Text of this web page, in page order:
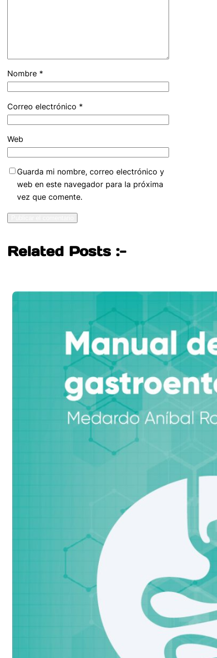
Nombre *
Correo electrónico *
Web
Guarda mi nombre, correo electrónico y
web en este navegador para la próxima
vez que comente.
Related Posts :-